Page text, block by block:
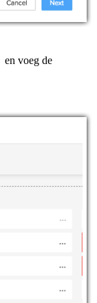
en voeg de